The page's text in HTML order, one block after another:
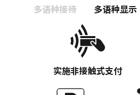
多语种接待 多语种显示
实施非接触式支付